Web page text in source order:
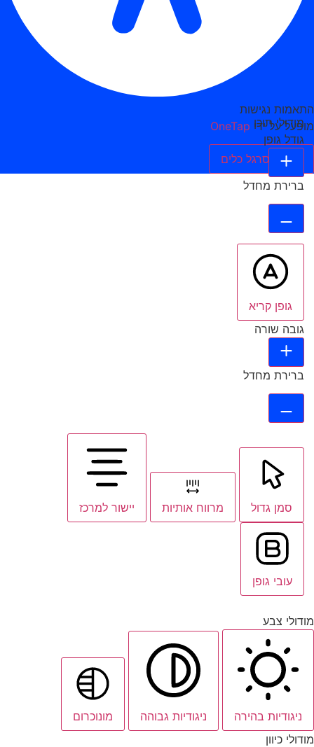
התאמות נגישות
מופעל על ידי OneTap
הסתר סרגל כלים
מודולי תוכן
גודל גופן
ברירת מחדל
גופן קריא
גובה שורה
ברירת מחדל
סמן גדול מרווח אותיות יישור למרכז
עובי גופן
מודולי צבע
ניגודיות בהירה ניגודיות גבוהה
מונוכרום
מודולי כיוון